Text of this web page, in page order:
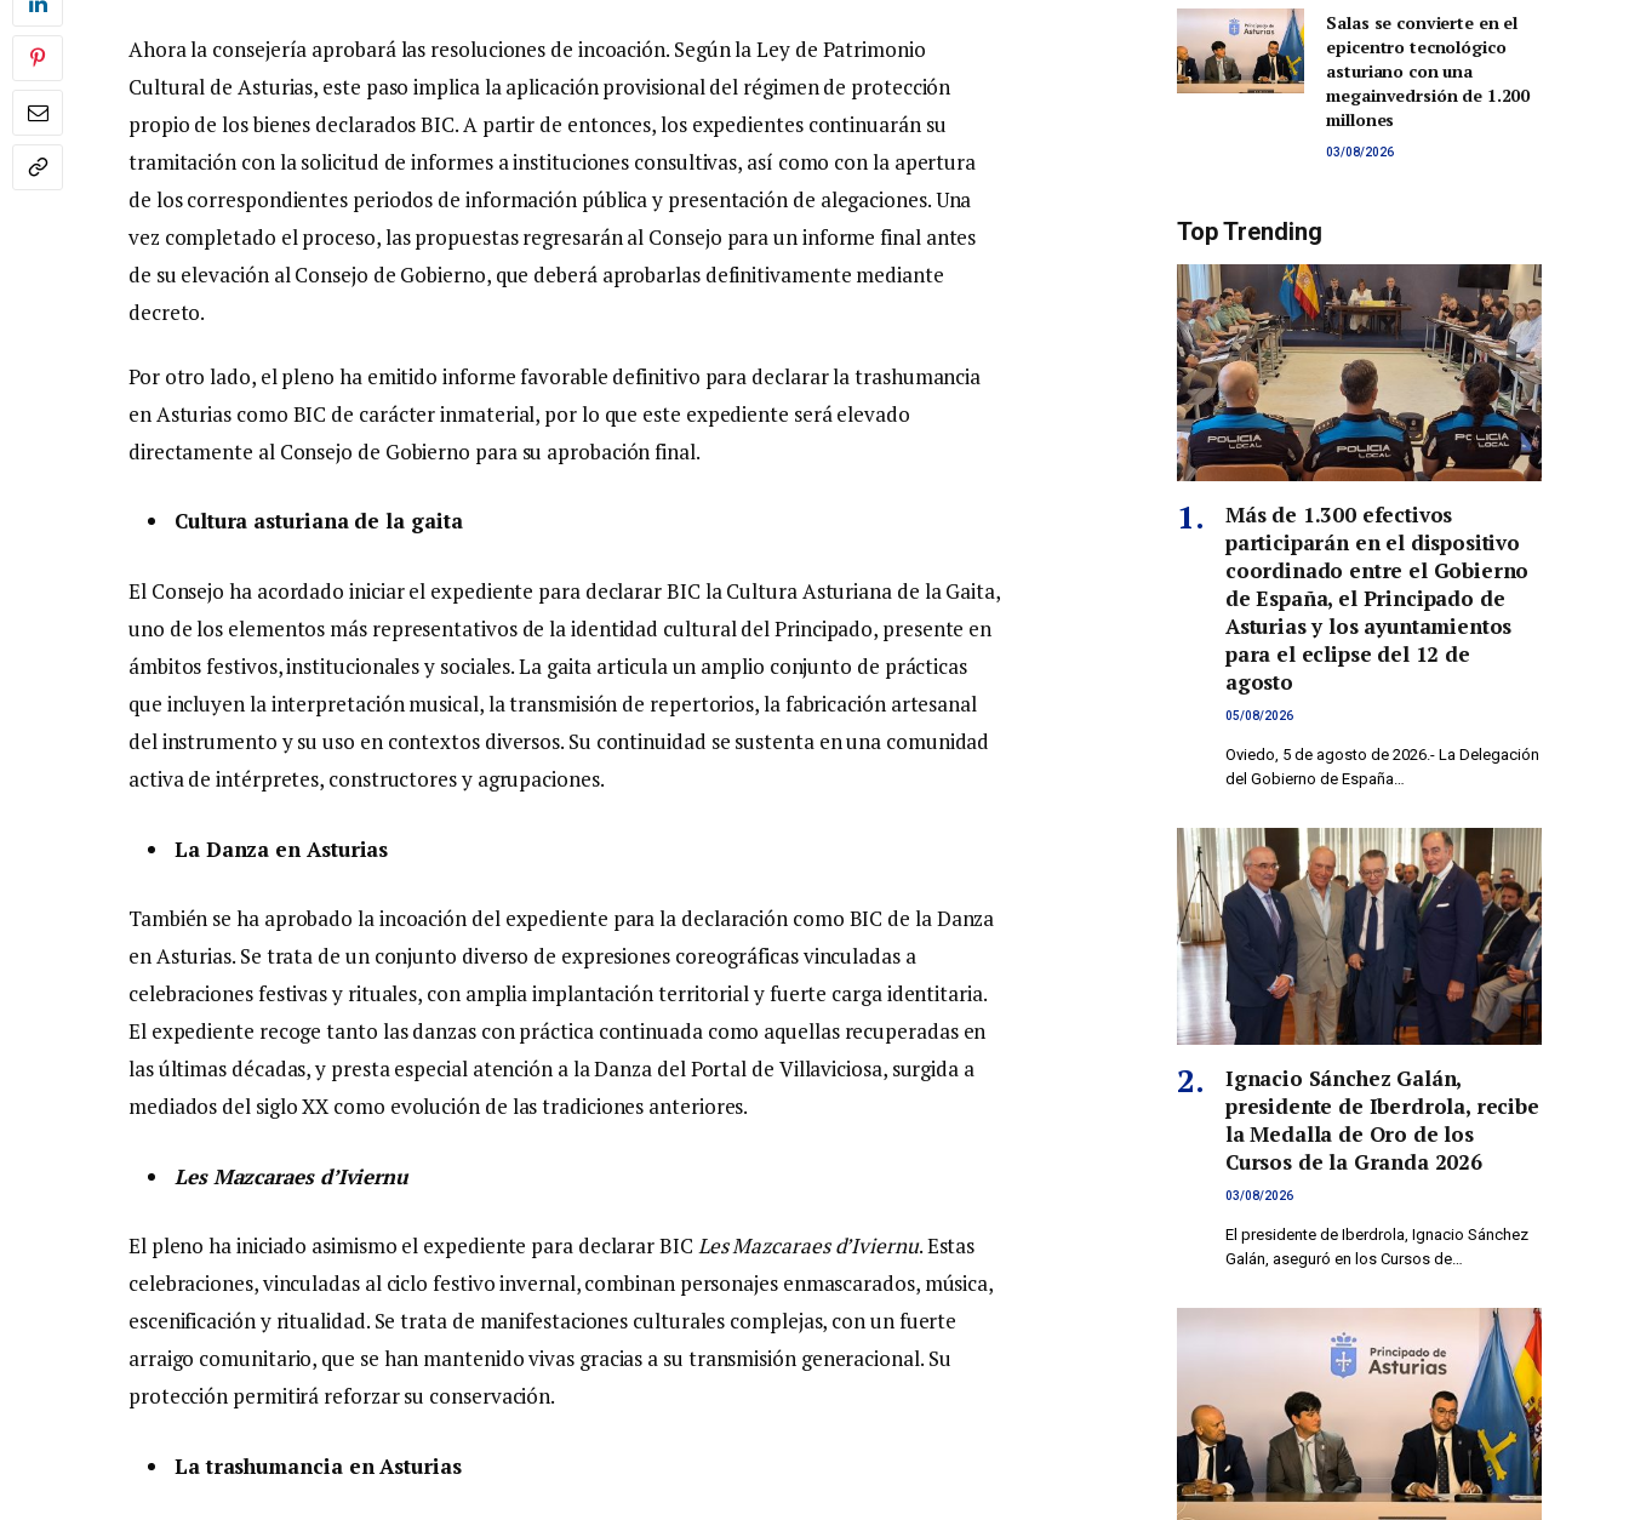
Ahora la consejería aprobará las resoluciones de incoación. Según la Ley de Patrimonio
Cultural de Asturias, este paso implica la aplicación provisional del régimen de protección
propio de los bienes declarados BIC. A partir de entonces, los expedientes continuarán su
tramitación con la solicitud de informes a instituciones consultivas, así como con la apertura
de los correspondientes periodos de información pública y presentación de alegaciones. Una
vez completado el proceso, las propuestas regresarán al Consejo para un informe final antes
de su elevación al Consejo de Gobierno, que deberá aprobarlas definitivamente mediante
decreto.
Por otro lado, el pleno ha emitido informe favorable definitivo para declarar la trashumancia
en Asturias como BIC de carácter inmaterial, por lo que este expediente será elevado
directamente al Consejo de Gobierno para su aprobación final.
Cultura asturiana de la gaita
El Consejo ha acordado iniciar el expediente para declarar BIC la Cultura Asturiana de la Gaita,
uno de los elementos más representativos de la identidad cultural del Principado, presente en
ámbitos festivos, institucionales y sociales. La gaita articula un amplio conjunto de prácticas
que incluyen la interpretación musical, la transmisión de repertorios, la fabricación artesanal
del instrumento y su uso en contextos diversos. Su continuidad se sustenta en una comunidad
activa de intérpretes, constructores y agrupaciones.
La Danza en Asturias
También se ha aprobado la incoación del expediente para la declaración como BIC de la Danza
en Asturias. Se trata de un conjunto diverso de expresiones coreográficas vinculadas a
celebraciones festivas y rituales, con amplia implantación territorial y fuerte carga identitaria.
El expediente recoge tanto las danzas con práctica continuada como aquellas recuperadas en
las últimas décadas, y presta especial atención a la Danza del Portal de Villaviciosa, surgida a
mediados del siglo XX como evolución de las tradiciones anteriores.
Les Mazcaraes d’Iviernu
El pleno ha iniciado asimismo el expediente para declarar BIC Les Mazcaraes d’Iviernu. Estas
celebraciones, vinculadas al ciclo festivo invernal, combinan personajes enmascarados, música,
escenificación y ritualidad. Se trata de manifestaciones culturales complejas, con un fuerte
arraigo comunitario, que se han mantenido vivas gracias a su transmisión generacional. Su
protección permitirá reforzar su conservación.
La trashumancia en Asturias
Salas se convierte en el
epicentro tecnológico
asturiano con una
megainvedrsión de 1.200
millones
03/08/2026
Top Trending
Más de 1.300 efectivos
participarán en el dispositivo
coordinado entre el Gobierno
de España, el Principado de
Asturias y los ayuntamientos
para el eclipse del 12 de
agosto
05/08/2026
Oviedo, 5 de agosto de 2026.- La Delegación
del Gobierno de España…
Ignacio Sánchez Galán,
presidente de Iberdrola, recibe
la Medalla de Oro de los
Cursos de la Granda 2026
03/08/2026
El presidente de Iberdrola, Ignacio Sánchez
Galán, aseguró en los Cursos de…